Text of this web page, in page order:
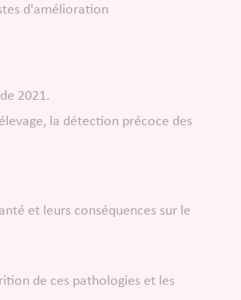
d'amélioration
2021.
la détection précoce des
et leurs conséquences sur le
de ces pathologies et les